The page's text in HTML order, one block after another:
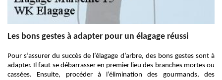
Les bons gestes à adapter pour un élagage réussi
Pour s’assurer du succès de l’élagage d’arbre, des bons gestes sont à
adapter. Il faut se débarrasser en premier lieu des branches mortes ou
cassées. Ensuite, procéder à l’élimination des gourmands, des